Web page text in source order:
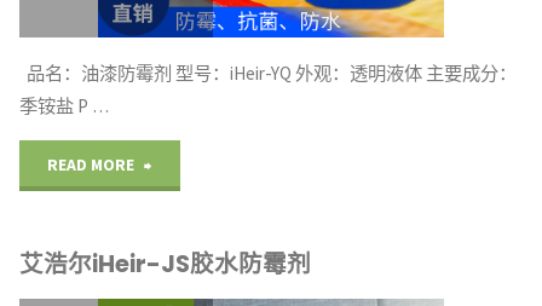
剂"
品名：油漆防霉剂 型号：iHeir-YQ 外观：透明液体 主要成分：
季铵盐 P …
READ MORE
尔
艾浩尔iHeir-JS胶水防霉剂